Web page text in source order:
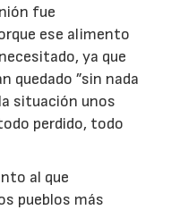
fue
ese alimento
ya que
quedado ”sin nada
situación unos
perdido, todo
al que
pueblos más